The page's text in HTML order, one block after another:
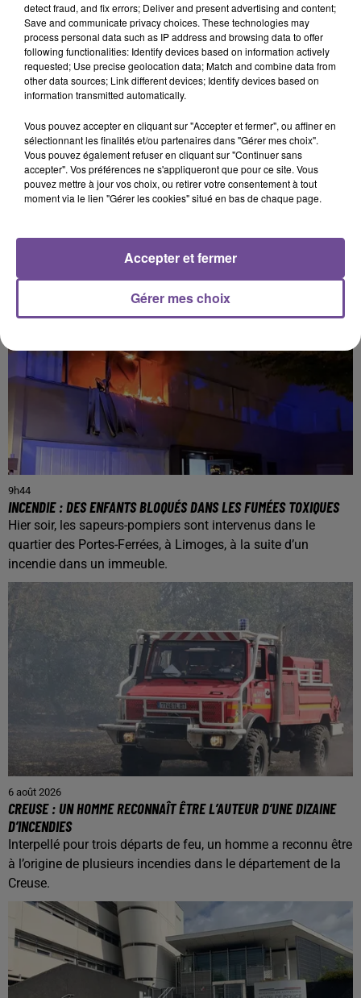
Cet élément est masqué compte-tenu du refus du
dépôt de cookies que vous avez exprimé. Si vous
souhaitez l'afficher, merci de nous donner votre accord
en cliquant sur le bouton ci-dessous.
Afficher l'élément
9h44
INCENDIE : DES ENFANTS BLOQUÉS DANS LES FUMÉES TOXIQUES
Hier soir, les sapeurs-pompiers sont intervenus dans le
quartier des Portes-Ferrées, à Limoges, à la suite d’un
incendie dans un immeuble.
6 août 2026
CREUSE : UN HOMME RECONNAÎT ÊTRE L’AUTEUR D’UNE DIZAINE
D’INCENDIES
Interpellé pour trois départs de feu, un homme a reconnu être
à l’origine de plusieurs incendies dans le département de la
Creuse.
detect fraud, and fix errors; Deliver and present advertising and content;
Save and communicate privacy choices. These technologies may
process personal data such as IP address and browsing data to offer
following functionalities: Identify devices based on information actively
requested; Use precise geolocation data; Match and combine data from
other data sources; Link different devices; Identify devices based on
information transmitted automatically.
Vous pouvez accepter en cliquant sur "Accepter et fermer", ou affiner en
sélectionnant les finalités et/ou partenaires dans "Gérer mes choix".
Vous pouvez également refuser en cliquant sur "Continuer sans
accepter". Vos préférences ne s'appliqueront que pour ce site. Vous
pouvez mettre à jour vos choix, ou retirer votre consentement à tout
moment via le lien "Gérer les cookies" situé en bas de chaque page.
Gérer mes choix
Accepter et fermer